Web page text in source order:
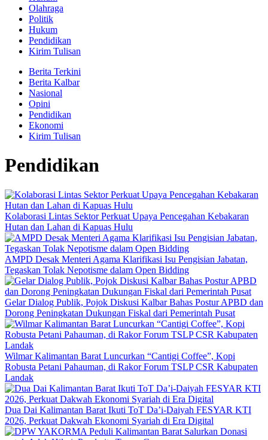
Olahraga
Politik
Hukum
Pendidikan
Kirim Tulisan
Berita Terkini
Berita Kalbar
Nasional
Opini
Pendidikan
Ekonomi
Kirim Tulisan
Pendidikan
Kolaborasi Lintas Sektor Perkuat Upaya Pencegahan Kebakaran
Hutan dan Lahan di Kapuas Hulu
AMPD Desak Menteri Agama Klarifikasi Isu Pengisian Jabatan,
Tegaskan Tolak Nepotisme dalam Open Bidding
Gelar Dialog Publik, Pojok Diskusi Kalbar Bahas Postur APBD dan
Dorong Peningkatan Dukungan Fiskal dari Pemerintah Pusat
Wilmar Kalimantan Barat Luncurkan “Cantigi Coffee”, Kopi
Robusta Petani Pahauman, di Rakor Forum TSLP CSR Kabupaten
Landak
Dua Dai Kalimantan Barat Ikuti ToT Da’i-Daiyah FESYAR KTI
2026, Perkuat Dakwah Ekonomi Syariah di Era Digital